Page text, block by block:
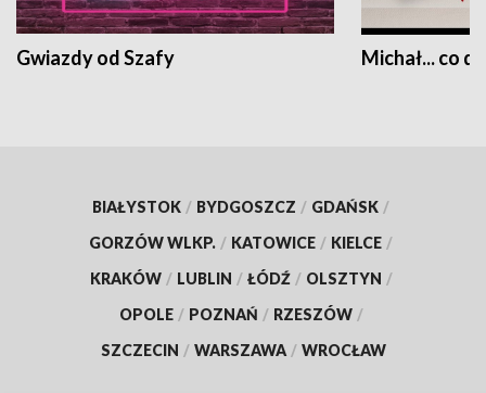
Gwiazdy od Szafy Michał... co
BIAŁYSTOK / BYDGOSZCZ / GDAŃSK /
GORZÓW WLKP. / KATOWICE / KIELCE /
KRAKÓW / LUBLIN / ŁÓDŹ / OLSZTYN /
OPOLE / POZNAŃ / RZESZÓW /
SZCZECIN / WARSZAWA / WROCŁAW